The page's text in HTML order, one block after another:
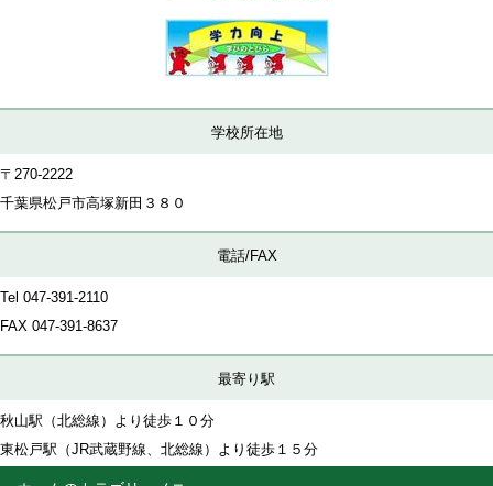
学校所在地
〒270-2222
千葉県松戸市高塚新田３８０
電話/FAX
Tel 047-391-2110
FAX 047-391-8637
最寄り駅
秋山駅（北総線）より徒歩１０分
東松戸駅（JR武蔵野線、北総線）より徒歩１５分